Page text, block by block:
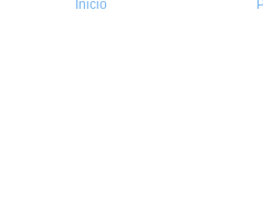
Inicio